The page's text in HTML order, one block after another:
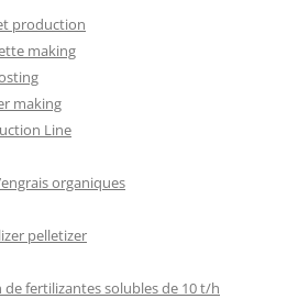
production
making
making
Line
organiques
pelletizer
fertilizantes solubles de 10 t/h